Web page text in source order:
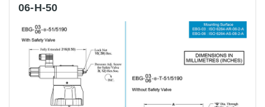
06-H-50